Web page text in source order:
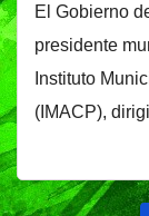
El Gobierno
presidente
Instituto
(IMACP),